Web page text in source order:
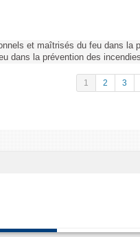
et maîtrisés du feu dans la
dans la prévention des
1 2 3